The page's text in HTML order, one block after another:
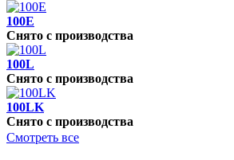
100E
Снято с производства
100L
Снято с производства
100LK
Снято с производства
Смотреть все